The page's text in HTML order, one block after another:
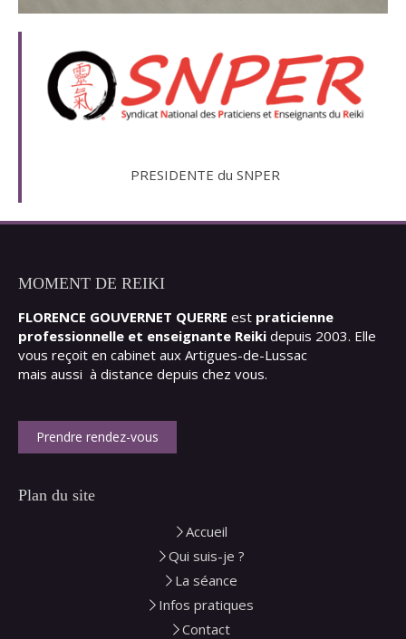
PRESIDENTE du SNPER
MOMENT DE REIKI
FLORENCE GOUVERNET QUERRE est praticienne
professionnelle et enseignante Reiki depuis 2003. Elle
vous reçoit en cabinet aux Artigues-de-Lussac
mais aussi à distance depuis chez vous.
Prendre rendez-vous
Plan du site
Accueil
Qui suis-je ?
La séance
Infos pratiques
Contact